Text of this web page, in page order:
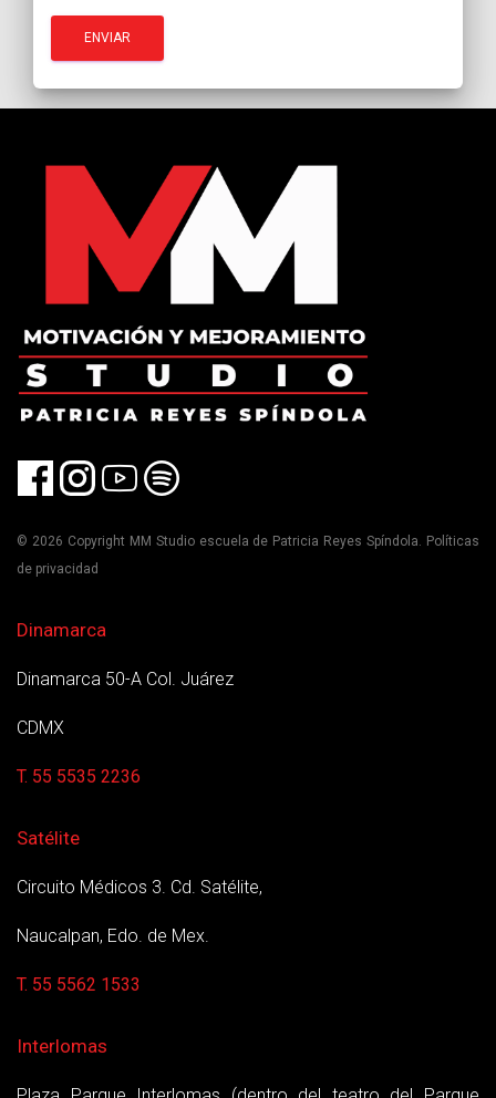
© 2026 Copyright MM Studio escuela de Patricia Reyes Spíndola. Políticas
de privacidad
Dinamarca
Dinamarca 50-A Col. Juárez
CDMX
T. 55 5535 2236
Satélite
Circuito Médicos 3. Cd. Satélite,
Naucalpan, Edo. de Mex.
T. 55 5562 1533
Interlomas